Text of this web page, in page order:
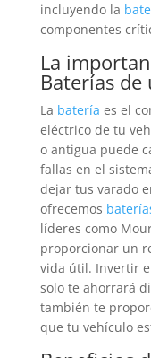
incluyendo la
componentes
La
Bateríasde
La batería es el
eléctrico de tu
o antigua puede
fallas en el
dejar tus varado
ofrecemos
líderes como
proporcionar un
vida útil. Invertir
solo te ahorrará
también te
que tu vehículo